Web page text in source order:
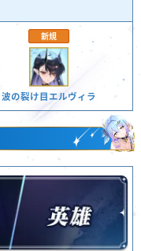
新規
波の裂け目エルヴィラ